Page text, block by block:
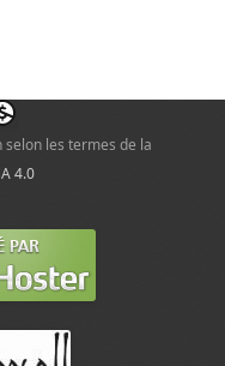
les termes de la
4.0